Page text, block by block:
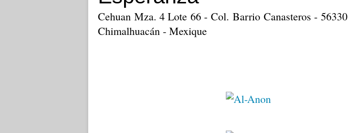
Cehuan Mza. 4 Lote 66 - Col. Barrio Canasteros - 56330
Chimalhuacán - Mexique